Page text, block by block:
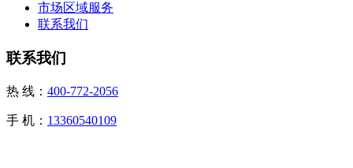
市场区域服务
联系我们
联系我们
热 线： 400-772-2056
手 机： 13360540109